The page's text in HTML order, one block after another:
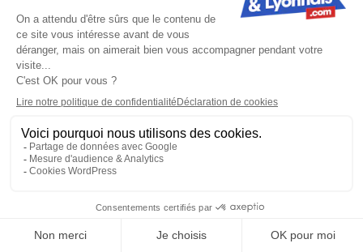
Mangala est payé pratiquement aussi cher que Tolisso,
donc se débarrasser d'un an de son salaire, c'est comme
faire entrer quelques millions d'euros dans les caisses. Au
TongariroOL - Sparta Prague : une affluence qui
continue de grimper
Revoyez la décla de Fonseca juste avant le match vs Lens
lors de la dernière journée la saison passée alors que si on
https://x.com/ActuFoot_/status/2055346517301416209